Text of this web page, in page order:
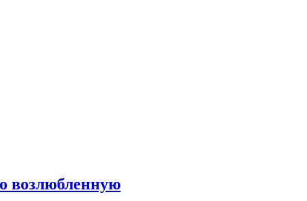
возлюбленную